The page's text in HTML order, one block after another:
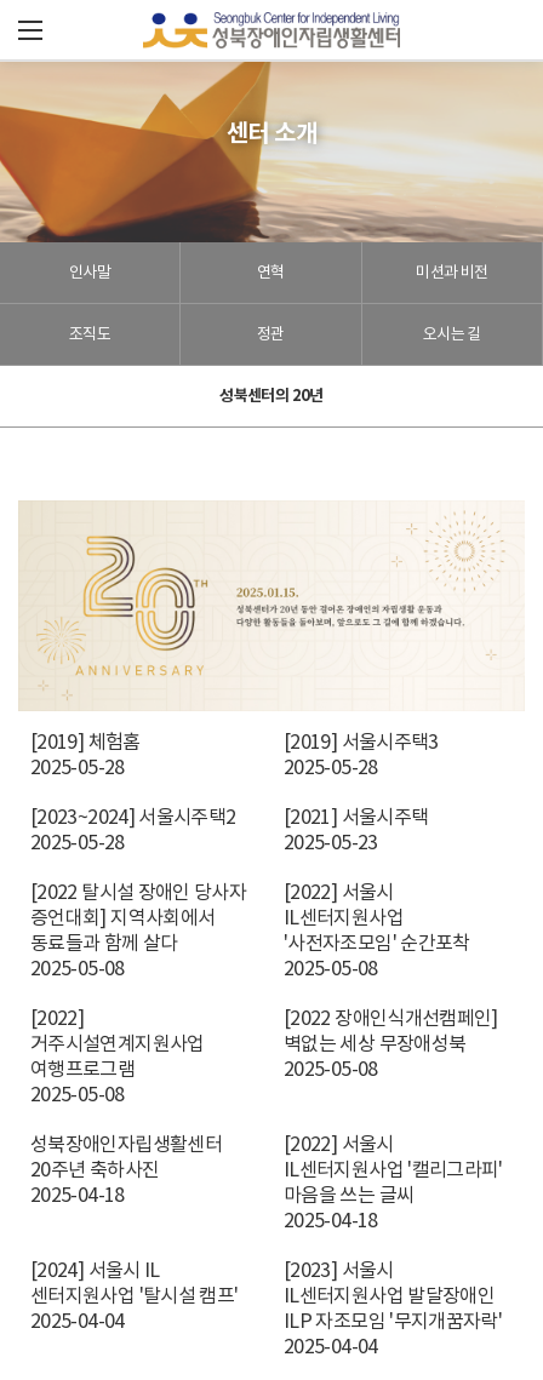
북
장
애
인
자
립
센터 소개
인사말 연혁 미션과 비전
조직도 정관 오시는 길
성북센터의 20년
[2019] 체험홈
2025-05-28
[2019] 서울시주택3
2025-05-28
[2023~2024] 서울시주택2
2025-05-28
[2021] 서울시주택
2025-05-23
[2022 탈시설 장애인 당사자
증언대회] 지역사회에서
동료들과 함께 살다
2025-05-08
[2022] 서울시
IL센터지원사업
'사전자조모임' 순간포착
2025-05-08
[2022]
거주시설연계지원사업
여행프로그램
2025-05-08
[2022 장애인식개선캠페인]
벽없는 세상 무장애성북
2025-05-08
성북장애인자립생활센터
20주년 축하사진
2025-04-18
[2022] 서울시
IL센터지원사업 '캘리그라피'
마음을 쓰는 글씨
2025-04-18
[2024] 서울시 IL
센터지원사업 '탈시설 캠프'
2025-04-04
[2023] 서울시
IL센터지원사업 발달장애인
ILP 자조모임 '무지개꿈자락'
2025-04-04